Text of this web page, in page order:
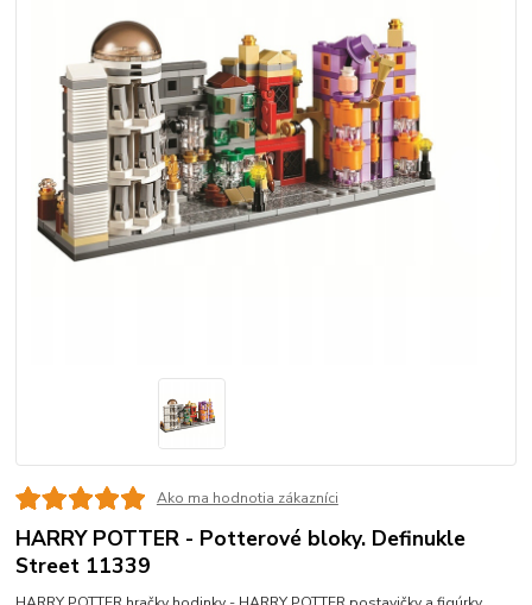
Ako ma hodnotia zákazníci
HARRY POTTER - Potterové bloky. Definukle
Street 11339